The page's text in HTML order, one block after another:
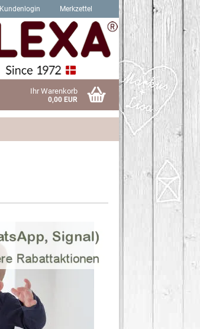
Kundenlogin Merkzettel
Ihr Warenkorb
0,00 EUR
Schrauben für Hit Produkte